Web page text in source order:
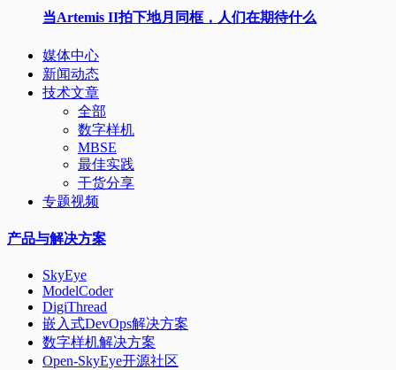
当Artemis II拍下地月同框，人们在期待什么
媒体中心
新闻动态
技术文章
全部
数字样机
MBSE
最佳实践
干货分享
专题视频
产品与解决方案
SkyEye
ModelCoder
DigiThread
嵌入式DevOps解决方案
数字样机解决方案
Open-SkyEye开源社区